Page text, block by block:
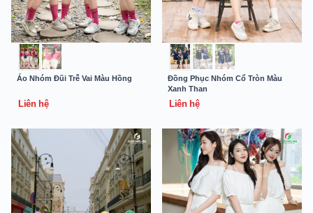
Áo Nhóm Đũi Trễ Vai Màu Hồng
Liên hệ
Đồng Phục Nhóm Cổ Tròn Màu
Xanh Than
Liên hệ